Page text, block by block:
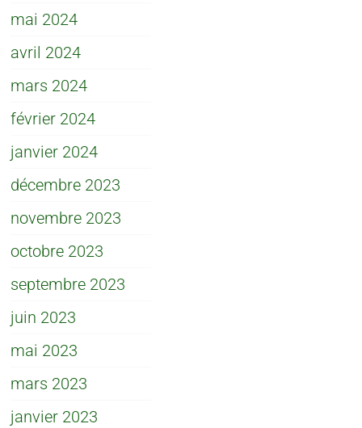
mai 2024
avril 2024
mars 2024
février 2024
janvier 2024
décembre 2023
novembre 2023
octobre 2023
septembre 2023
juin 2023
mai 2023
mars 2023
janvier 2023